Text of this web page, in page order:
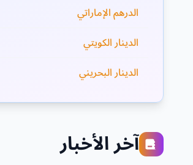
الدرهم الإماراتي
الدينار الكويتي
الدينار البحريني
آخر الأخبار